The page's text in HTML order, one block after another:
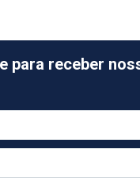
para receber